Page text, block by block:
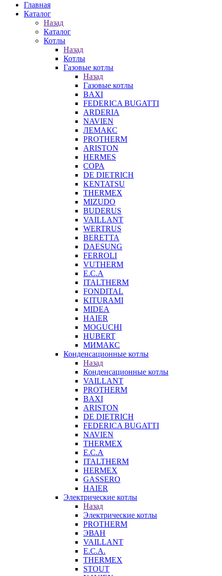
Главная
Каталог
Назад
Каталог
Котлы
Назад
Котлы
Газовые котлы
Назад
Газовые котлы
BAXI
FEDERICA BUGATTI
ARDERIA
NAVIEN
ЛЕМАКС
PROTHERM
ARISTON
HERMES
COPA
DE DIETRICH
KENTATSU
THERMEX
MIZUDO
BUDERUS
VAILLANT
WERTRUS
BERETTA
DAESUNG
FERROLI
VUTHERM
E.C.A
ITALTHERM
FONDITAL
KITURAMI
MIDEA
HAIER
MOGUCHI
HUBERT
МИМАКС
Конденсационные котлы
Назад
Конденсационные котлы
VAILLANT
PROTHERM
BAXI
ARISTON
DE DIETRICH
FEDERICA BUGATTI
NAVIEN
THERMEX
E.C.A
ITALTHERM
HERMEX
GASSERO
HAIER
Электрические котлы
Назад
Электрические котлы
PROTHERM
ЭВАН
VAILLANT
E.C.A.
THERMEX
STOUT